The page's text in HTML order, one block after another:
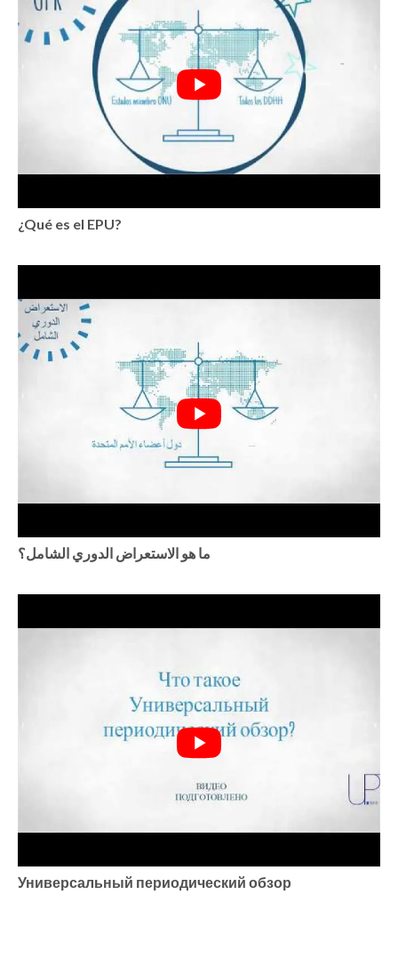
¿Qué es el EPU?
ما هو الاستعراض الدوري الشامل؟
Универсальный периодический обзор